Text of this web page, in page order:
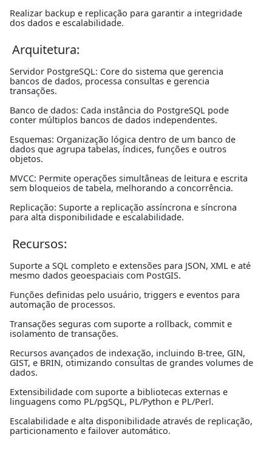
Realizar backup e replicação para garantir a integridade
dos dados e escalabilidade.
Arquitetura:
Servidor PostgreSQL: Core do sistema que gerencia
bancos de dados, processa consultas e gerencia
transações.
Banco de dados: Cada instância do PostgreSQL pode
conter múltiplos bancos de dados independentes.
Esquemas: Organização lógica dentro de um banco de
dados que agrupa tabelas, índices, funções e outros
objetos.
MVCC: Permite operações simultâneas de leitura e escrita
sem bloqueios de tabela, melhorando a concorrência.
Replicação: Suporte a replicação assíncrona e síncrona
para alta disponibilidade e escalabilidade.
Recursos:
Suporte a SQL completo e extensões para JSON, XML e até
mesmo dados geoespaciais com PostGIS.
Funções definidas pelo usuário, triggers e eventos para
automação de processos.
Transações seguras com suporte a rollback, commit e
isolamento de transações.
Recursos avançados de indexação, incluindo B-tree, GIN,
GIST, e BRIN, otimizando consultas de grandes volumes de
dados.
Extensibilidade com suporte a bibliotecas externas e
linguagens como PL/pgSQL, PL/Python e PL/Perl.
Escalabilidade e alta disponibilidade através de replicação,
particionamento e failover automático.